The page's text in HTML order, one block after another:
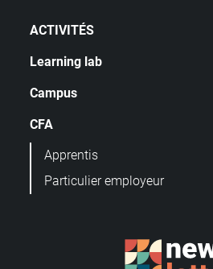
ACTIVITÉS
Learning lab
Campus
CFA
Apprentis
Particulier employeur